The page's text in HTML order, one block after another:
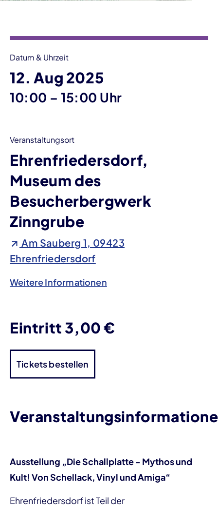
Datum & Uhrzeit
12. Aug 2025
10:00 – bis
15:00 Uhr
Veranstaltungsort
Ehrenfriedersdorf,
Museum des
Besucherbergwerk
Zinngrube
Am Sauberg 1, 09423
Ehrenfriedersdorf
Weitere Informationen
Eintritt 3,00 €
Tickets bestellen
Ausstellung „Die Schallplatte - Mythos und
Kult! Von Schellack, Vinyl und Amiga“
Ehrenfriedersdorf ist Teil der